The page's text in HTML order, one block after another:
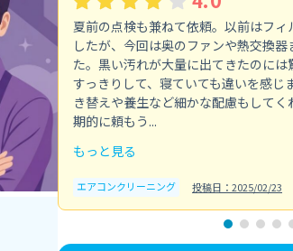
夏前の点検も兼ねて依頼。以前はフ
したが、今回は奥のファンや熱交換
た。黒い汚れが大量に出てきたのに
すっきりして、寝ていても違いを感じ
き替えや養生など細かな配慮もして
期的に頼もう...
もっと見る
エアコンクリーニング 投稿日：2025/02/23